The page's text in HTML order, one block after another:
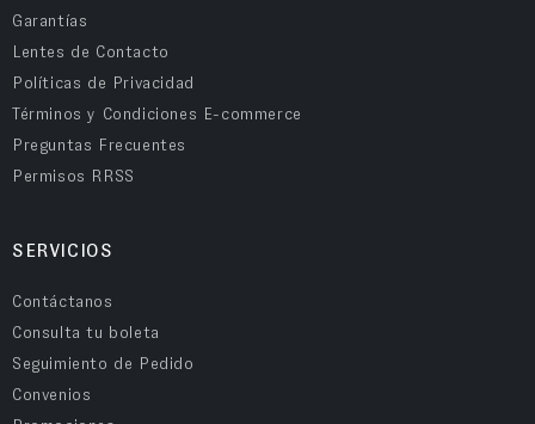
Garantías
Lentes de Contacto
Políticas de Privacidad
Términos y Condiciones E-commerce
Preguntas Frecuentes
Permisos RRSS
SERVICIOS
Contáctanos
Consulta tu boleta
Seguimiento de Pedido
Convenios